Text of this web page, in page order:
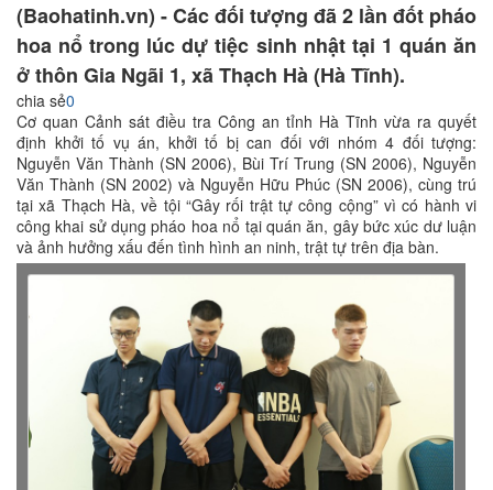
(Baohatinh.vn) - Các đối tượng đã 2 lần đốt pháo
hoa nổ trong lúc dự tiệc sinh nhật tại 1 quán ăn
ở thôn Gia Ngãi 1, xã Thạch Hà (Hà Tĩnh).
chia sẻ0
Cơ quan Cảnh sát điều tra Công an tỉnh Hà Tĩnh vừa ra quyết
định khởi tố vụ án, khởi tố bị can đối với nhóm 4 đối tượng:
Nguyễn Văn Thành (SN 2006), Bùi Trí Trung (SN 2006), Nguyễn
Văn Thành (SN 2002) và Nguyễn Hữu Phúc (SN 2006), cùng trú
tại xã Thạch Hà, về tội “Gây rối trật tự công cộng” vì có hành vi
công khai sử dụng pháo hoa nổ tại quán ăn, gây bức xúc dư luận
và ảnh hưởng xấu đến tình hình an ninh, trật tự trên địa bàn.